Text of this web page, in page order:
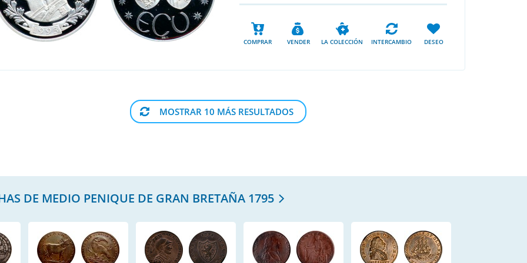
COMPRAR VENDER LA COLECCIÓN INTERCAMBIO DESEO
MOSTRAR 10 MÁS RESULTADOS
DE MEDIO PENIQUE DE GRAN BRETAÑA 1795